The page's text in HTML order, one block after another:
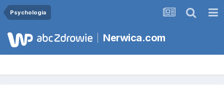
Psychologia
Nerwica.com